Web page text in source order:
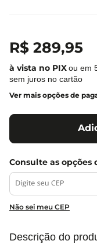
R$ 289,95
ou em
sem juros no cartão
Ver mais opções de
Não sei meu CEP
Descrição do